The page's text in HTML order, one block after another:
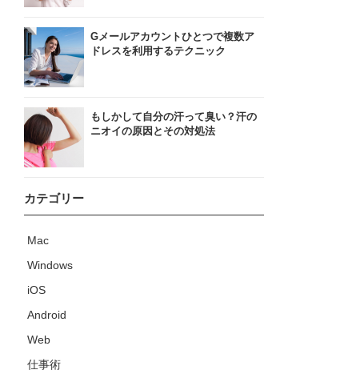
Gメールアカウントひとつで複数ア
ドレスを利用するテクニック
もしかして自分の汗って臭い？汗の
ニオイの原因とその対処法
カテゴリー
Mac
Windows
iOS
Android
Web
仕事術